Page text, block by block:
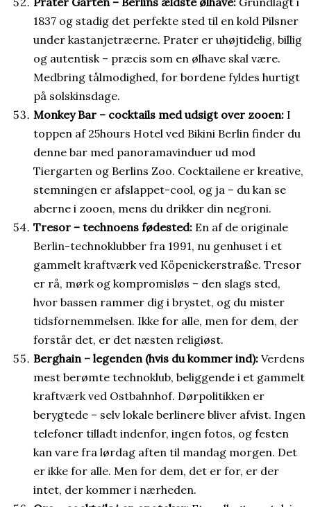
1837 og stadig det perfekte sted til en kold Pilsner
under kastanjetræerne. Prater er uhøjtidelig, billig
og autentisk – præcis som en ølhave skal være.
Medbring tålmodighed, for bordene fyldes hurtigt
på solskinsdage.
Monkey Bar – cocktails med udsigt over zooen: I
toppen af 25hours Hotel ved Bikini Berlin finder du
denne bar med panoramavinduer ud mod
Tiergarten og Berlins Zoo. Cocktailene er kreative,
stemningen er afslappet-cool, og ja – du kan se
aberne i zooen, mens du drikker din negroni.
Tresor – technoens fødested: En af de originale
Berlin-technoklubber fra 1991, nu genhuset i et
gammelt kraftværk ved Köpenickerstraße. Tresor
er rå, mørk og kompromisløs – den slags sted,
hvor bassen rammer dig i brystet, og du mister
tidsfornemmelsen. Ikke for alle, men for dem, der
forstår det, er det næsten religiøst.
Berghain – legenden (hvis du kommer ind): Verdens
mest berømte technoklub, beliggende i et gammelt
kraftværk ved Ostbahnhof. Dørpolitikken er
berygtede – selv lokale berlinere bliver afvist. Ingen
telefoner tilladt indenfor, ingen fotos, og festen
kan vare fra lørdag aften til mandag morgen. Det
er ikke for alle. Men for dem, det er for, er der
intet, der kommer i nærheden.